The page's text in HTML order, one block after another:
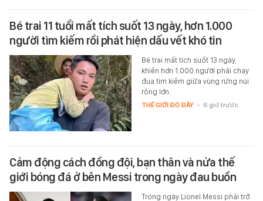
Bé trai 11 tuổi mất tích suốt 13 ngày, hơn 1.000
người tìm kiếm rồi phát hiện dấu vết khó tin
Bé trai mất tích suốt 13 ngày,
khiến hơn 1.000 người phải chạy
đua tìm kiếm giữa vùng rừng núi
rộng lớn.
THẾ GIỚI ĐÓ ĐÂY - 6 giờ trước
Cảm động cách đồng đội, bạn thân và nửa thế
giới bóng đá ở bên Messi trong ngày đau buồn
Trong ngày Lionel Messi phải trở